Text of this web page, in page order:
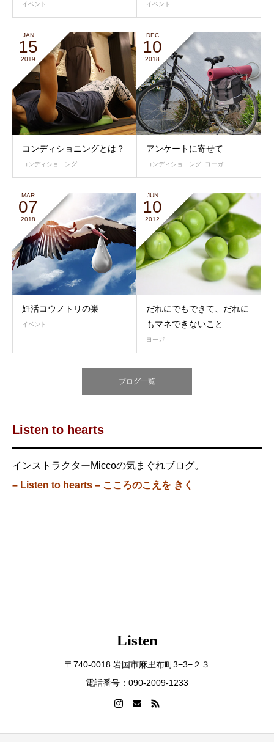
イベント イベント
JAN
15
2019
コンディショニングとは？
コンディショニング
DEC
10
2018
アンケートに寄せて
コンディショニング, ヨーガ
MAR
07
2018
妊活コウノトリの巣
イベント
JUN
10
2012
だれにでもできて、だれに
もマネできないこと
ヨーガ
ブログ一覧
Listen to hearts
インストラクターMiccoの気まぐれブログ。
– Listen to hearts – こころのこえを きく
Listen
〒740-0018 岩国市麻里布町3−3−２３
電話番号：090-2009-1233